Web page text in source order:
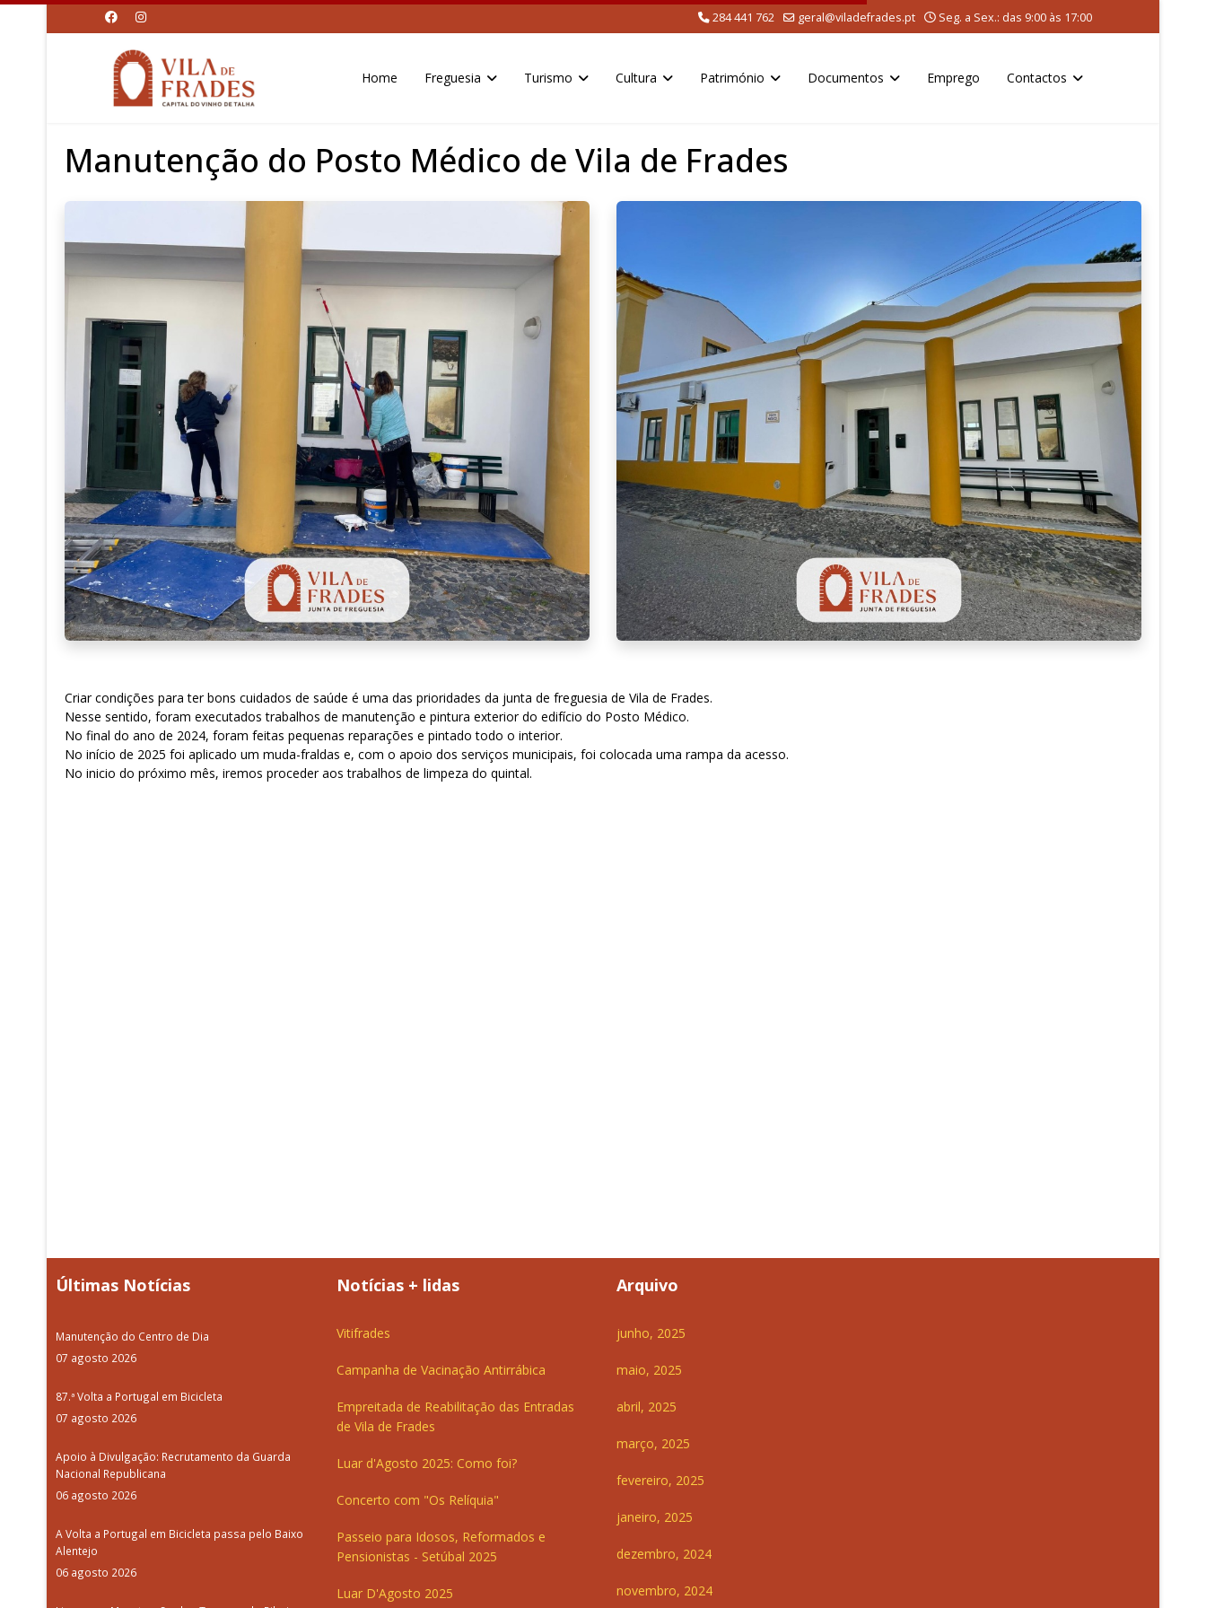
284 441 762 geral@viladefrades.pt Seg. a Sex.: das 9:00 às 17:00
Home Freguesia Turismo Cultura Património Documentos Emprego Contactos
Manutenção do Posto Médico de Vila de Frades
Criar condições para ter bons cuidados de saúde é uma das prioridades da junta de freguesia de Vila de Frades.
Nesse sentido, foram executados trabalhos de manutenção e pintura exterior do edifício do Posto Médico.
No final do ano de 2024, foram feitas pequenas reparações e pintado todo o interior.
No início de 2025 foi aplicado um muda-fraldas e, com o apoio dos serviços municipais, foi colocada uma rampa da acesso.
No inicio do próximo mês, iremos proceder aos trabalhos de limpeza do quintal.
Últimas Notícias
Manutenção do Centro de Dia
07 agosto 2026
87.ª Volta a Portugal em Bicicleta
07 agosto 2026
Apoio à Divulgação: Recrutamento da Guarda
Nacional Republicana
06 agosto 2026
A Volta a Portugal em Bicicleta passa pelo Baixo
Alentejo
06 agosto 2026
Notícias + lidas
Vitifrades
Campanha de Vacinação Antirrábica
Empreitada de Reabilitação das Entradas
de Vila de Frades
Luar d'Agosto 2025: Como foi?
Concerto com "Os Relíquia"
Passeio para Idosos, Reformados e
Pensionistas - Setúbal 2025
Luar D'Agosto 2025
Arquivo
junho, 2025
maio, 2025
abril, 2025
março, 2025
fevereiro, 2025
janeiro, 2025
dezembro, 2024
novembro, 2024